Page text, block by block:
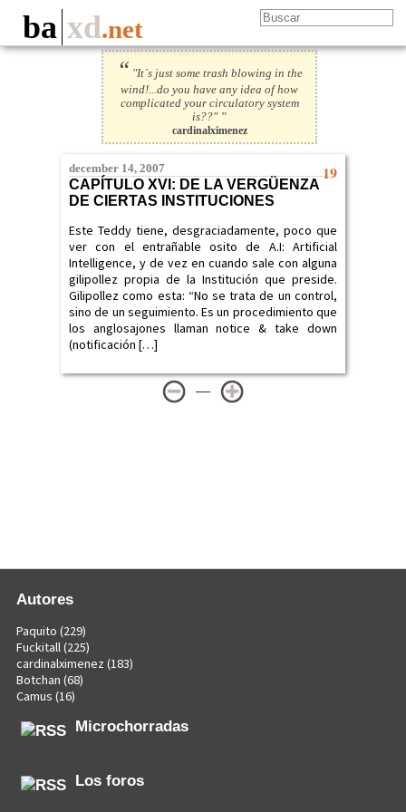
ba xd.net
“ "It´s just some trash blowing in the
wind!...do you have any idea of how
complicated your circulatory system
is??" ”
cardinalximenez
19
december 14, 2007
CAPÍTULO XVI: DE LA VERGÜENZA
DE CIERTAS INSTITUCIONES
Este Teddy tiene, desgraciadamente, poco que
ver con el entrañable osito de A.I: Artificial
Intelligence, y de vez en cuando sale con alguna
gilipollez propia de la Institución que preside.
Gilipollez como esta: “No se trata de un control,
sino de un seguimiento. Es un procedimiento que
los anglosajones llaman notice & take down
(notificación […]
—
Autores
Paquito (229)
Fuckitall(225)
cardinalximenez (183)
Botchan (68)
Camus (16)
Microchorradas
Los foros